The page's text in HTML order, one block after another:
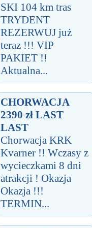
SKI 104 km tras
TRYDENT
REZERWUJ już
teraz !!! VIP
PAKIET !!
Aktualna...
CHORWACJA
2390 zł LAST
LAST
Chorwacja KRK
Kvarner !! Wczasy z
wycieczkami 8 dni
atrakcji ! Okazja
Okazja !!!
TERMIN...